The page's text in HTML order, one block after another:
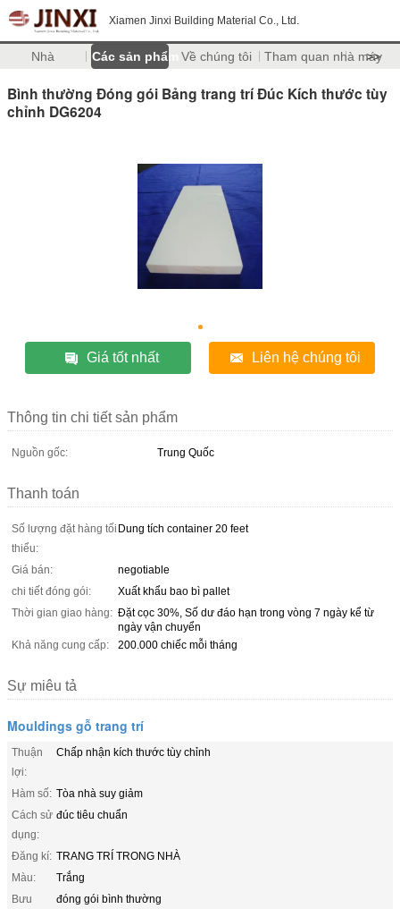
Xiamen Jinxi Building Material Co., Ltd.
Nhà Các sản phẩm Về chúng tôi Tham quan nhà máy
>>
Bình thường Đóng gói Bảng trang trí Đúc Kích thước tùy
chỉnh DG6204
Giá tốt nhất Liên hệ chúng tôi
Thông tin chi tiết sản phẩm
Nguồn gốc: Trung Quốc
Thanh toán
Số lượng đặt hàng tối
thiểu:
Dung tích container 20 feet
Giá bán:
negotiable
chi tiết đóng gói:
Xuất khẩu bao bì pallet
Thời gian giao hàng: Đặt cọc 30%, Số dư đáo hạn trong vòng 7 ngày kể từ
ngày vận chuyển
Khả năng cung cấp:
200.000 chiếc mỗi tháng
Sự miêu tả
Mouldings gỗ trang trí
Thuận
lợi:
Chấp nhận kích thước tùy chỉnh
Hàm số: Tòa nhà suy giảm
Cách sử
dụng:
đúc tiêu chuẩn
Đăng kí: TRANG TRÍ TRONG NHÀ
Màu:
Trắng
Bưu
đóng gói bình thường